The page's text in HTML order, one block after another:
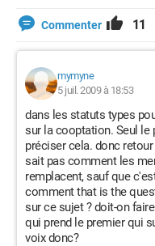
Commenter 11
mymyne
5 juil. 2009 à 18:53
dans les statuts types
sur la cooptation. Seul le
préciser cela. donc
sait pas comment les
remplacent, sauf que
comment that is the
sur ce sujet ? doit-on
qui prend le premier qui
voix donc?